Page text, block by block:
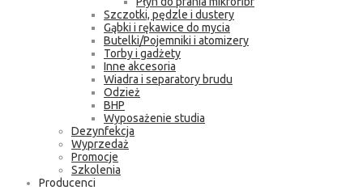
Szczotki, pędzle i dustery
Gąbki i rękawice do mycia
Butelki/Pojemniki i atomizery
Torby i gadżety
Inne akcesoria
Wiadra i separatory brudu
Odzież
BHP
Wyposażenie studia
Dezynfekcja
Wyprzedaż
Promocje
Szkolenia
Producenci